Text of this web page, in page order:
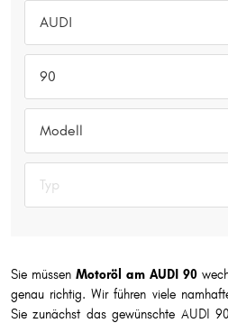
Typ wählen
AUDI
90
Modell
Typ
Sie müssen Motoröl am AUDI 90
genau richtig. Wir führen viele
Sie zunächst das gewünschte AUDI